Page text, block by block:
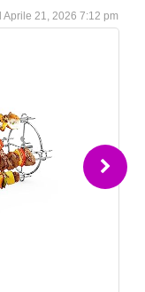
Aprile 21, 2026 7:12 pm